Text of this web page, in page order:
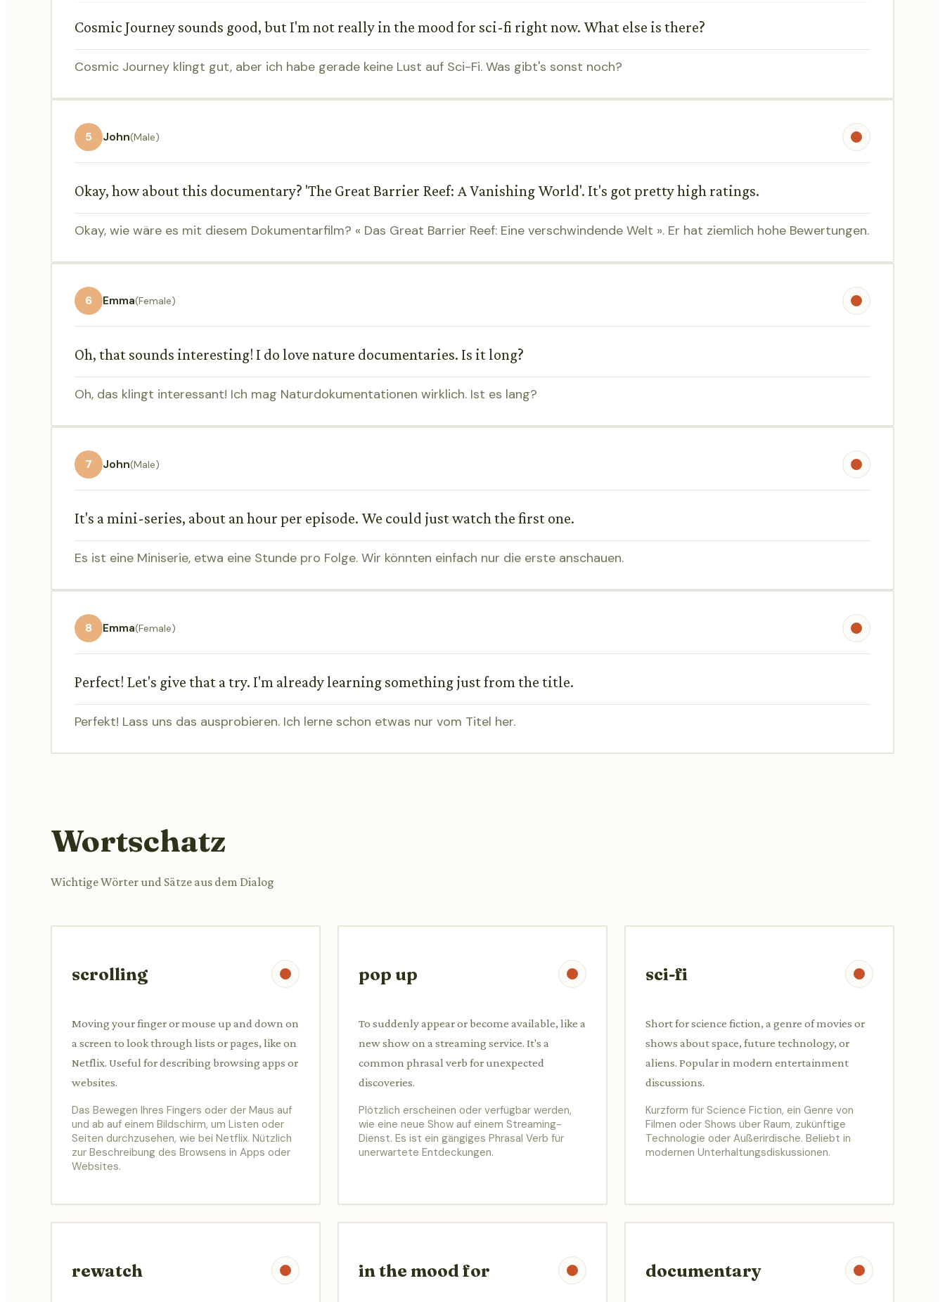
Cosmic Journey sounds good, but I'm not really in the mood for sci-fi right now. What else is there?
Cosmic Journey klingt gut, aber ich habe gerade keine Lust auf Sci-Fi. Was gibt's sonst noch?
5 John(Male)
Okay, how about this documentary? 'The Great Barrier Reef: A Vanishing World'. It's got pretty high ratings.
Okay, wie wäre es mit diesem Dokumentarfilm? « Das Great Barrier Reef: Eine verschwindende Welt ». Er hat ziemlich hohe Bewertungen.
6 Emma(Female)
Oh, that sounds interesting! I do love nature documentaries. Is it long?
Oh, das klingt interessant! Ich mag Naturdokumentationen wirklich. Ist es lang?
7 John(Male)
It's a mini-series, about an hour per episode. We could just watch the first one.
Es ist eine Miniserie, etwa eine Stunde pro Folge. Wir könnten einfach nur die erste anschauen.
8 Emma(Female)
Perfect! Let's give that a try. I'm already learning something just from the title.
Perfekt! Lass uns das ausprobieren. Ich lerne schon etwas nur vom Titel her.
Wortschatz
Wichtige Wörter und Sätze aus dem Dialog
scrolling
Moving your finger or mouse up and down on
a screen to look through lists or pages, like on
Netflix. Useful for describing browsing apps or
websites.
Das Bewegen Ihres Fingers oder der Maus auf
und ab auf einem Bildschirm, um Listen oder
Seiten durchzusehen, wie bei Netflix. Nützlich
zur Beschreibung des Browsens in Apps oder
Websites.
pop up
To suddenly appear or become available, like a
new show on a streaming service. It's a
common phrasal verb for unexpected
discoveries.
Plötzlich erscheinen oder verfügbar werden,
wie eine neue Show auf einem Streaming-
Dienst. Es ist ein gängiges Phrasal Verb für
unerwartete Entdeckungen.
sci-fi
Short for science fiction, a genre of movies or
shows about space, future technology, or
aliens. Popular in modern entertainment
discussions.
Kurzform für Science Fiction, ein Genre von
Filmen oder Shows über Raum, zukünftige
Technologie oder Außerirdische. Beliebt in
modernen Unterhaltungsdiskussionen.
rewatch in the mood for documentary